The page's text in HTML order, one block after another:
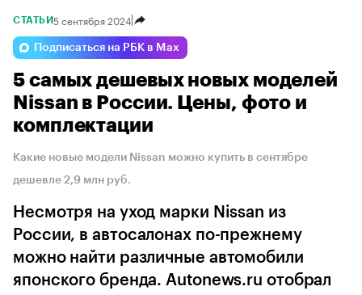
Volga Voyah
Lada Esteo Changan
СТАТЬИ5 сентября 2024
Подписаться на РБК в Max
5 самых дешевых новых моделей
Nissan в России. Цены, фото и
комплектации
Какие новые модели Nissan можно купить в сентябре
дешевле 2,9 млн руб.
Несмотря на уход марки Nissan из
России, в автосалонах по-прежнему
можно найти различные автомобили
японского бренда. Autonews.ru отобрал